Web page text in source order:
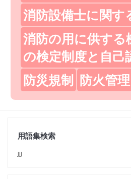
消防設備士に関す
消防の用に供する
の検定制度と自己
防災規制 防火管理
用語集検索
jjj